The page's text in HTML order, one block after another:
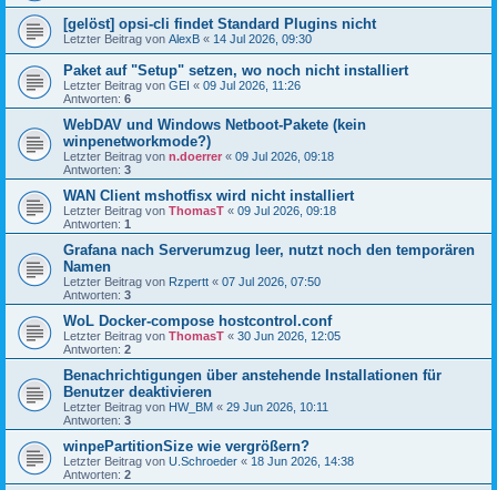
[gelöst] opsi-cli findet Standard Plugins nicht
Letzter Beitrag von AlexB « 14 Jul 2026, 09:30
Paket auf "Setup" setzen, wo noch nicht installiert
Letzter Beitrag von GEI « 09 Jul 2026, 11:26
Antworten: 6
WebDAV und Windows Netboot-Pakete (kein
winpenetworkmode?)
Letzter Beitrag von n.doerrer « 09 Jul 2026, 09:18
Antworten: 3
WAN Client mshotfisx wird nicht installiert
Letzter Beitrag von ThomasT « 09 Jul 2026, 09:18
Antworten: 1
Grafana nach Serverumzug leer, nutzt noch den temporären
Namen
Letzter Beitrag von Rzpertt « 07 Jul 2026, 07:50
Antworten: 3
WoL Docker-compose hostcontrol.conf
Letzter Beitrag von ThomasT « 30 Jun 2026, 12:05
Antworten: 2
Benachrichtigungen über anstehende Installationen für
Benutzer deaktivieren
Letzter Beitrag von HW_BM « 29 Jun 2026, 10:11
Antworten: 3
winpePartitionSize wie vergrößern?
Letzter Beitrag von U.Schroeder « 18 Jun 2026, 14:38
Antworten: 2